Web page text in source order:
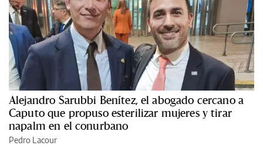
Alejandro Sarubbi Benítez, el abogado cercano a
Caputo que propuso esterilizar mujeres y tirar
napalm en el conurbano
Pedro Lacour